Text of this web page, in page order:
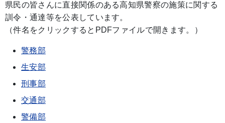
県民の皆さんに直接関係のある高知県警察の施策に関する
訓令・通達等を公表しています。
（件名をクリックするとPDFファイルで開きます。）
警務部
生安部
刑事部
交通部
警備部